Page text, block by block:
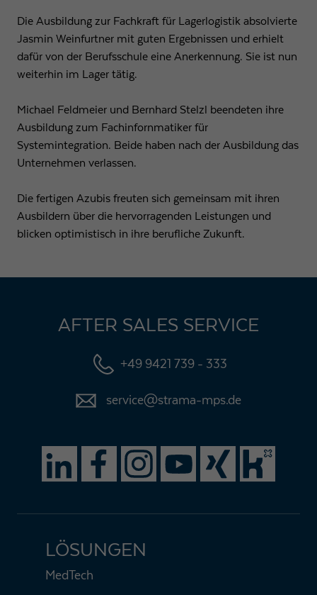
Die Ausbildung zur Fachkraft für Lagerlogistik absolvierte
Jasmin Weinfurtner mit guten Ergebnissen und erhielt
dafür von der Berufsschule eine Anerkennung. Sie ist nun
weiterhin im Lager tätig.
Michael Feldmeier und Bernhard Stelzl beendeten ihre
Ausbildung zum Fachinfornmatiker für
Systemintegration. Beide haben nach der Ausbildung das
Unternehmen verlassen.
Die fertigen Azubis freuten sich gemeinsam mit ihren
Ausbildern über die hervorragenden Leistungen und
blicken optimistisch in ihre berufliche Zukunft.
AFTER SALES SERVICE
+49 9421 739 - 333
service@strama-mps.de
LÖSUNGEN
MedTech